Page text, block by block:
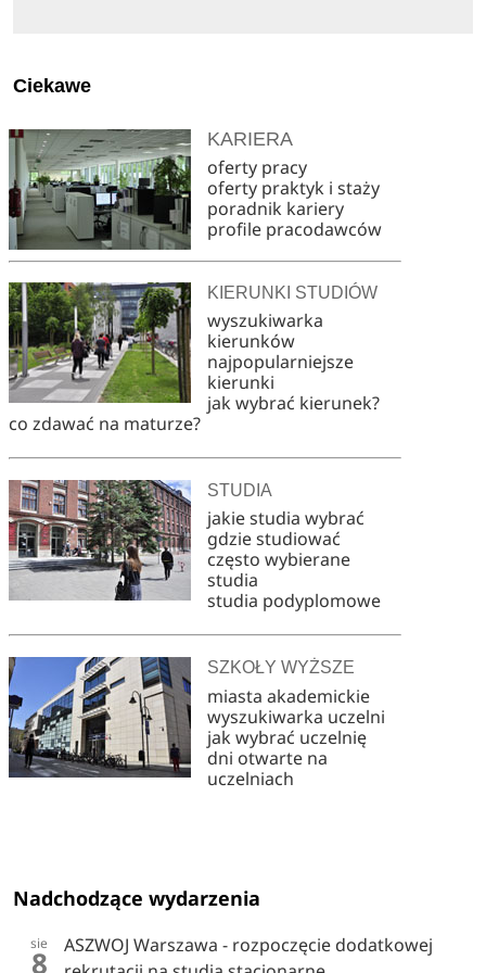
Ciekawe
KARIERA
oferty pracy
oferty praktyk i staży
poradnik kariery
profile pracodawców
KIERUNKI STUDIÓW
wyszukiwarka
kierunków
najpopularniejsze
kierunki
jak wybrać kierunek?
co zdawać na maturze?
STUDIA
jakie studia wybrać
gdzie studiować
często wybierane
studia
studia podyplomowe
SZKOŁY WYŻSZE
miasta akademickie
wyszukiwarka uczelni
jak wybrać uczelnię
dni otwarte na
uczelniach
Nadchodzące wydarzenia
sie
8
ASZWOJ Warszawa - rozpoczęcie dodatkowej